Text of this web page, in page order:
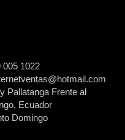
Adaptadores
y
005 1022
Pallatanga Frente al
Ecuador
Domingo